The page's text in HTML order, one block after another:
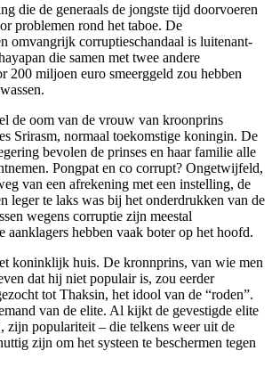
die de generaals de jongste tijd doorvoeren
problemen rond het taboe. De
omvangrijk corruptieschandaal is luitenant-
die samen met twee andere
200 miljoen euro smeerggeld zou hebben
de oom van de vrouw van kroonprins
Srirasm, normaal toekomstige koningin. De
bevolen de prinses en haar familie alle
Pongpat en co corrupt? Ongetwijfeld,
van een afrekening met een instelling, de
leger te laks was bij het onderdrukken van de
wegens corruptie zijn meestal
aanklagers hebben vaak boter op het hoofd.
koninklijk huis. De kronnprins, van wie men
dat hij niet populair is, zou eerder
tot Thaksin, het idool van de “roden”.
van de elite. Al kijkt de gevestigde elite
zijn populariteit – die telkens weer uit de
zijn om het systeen te beschermen tegen